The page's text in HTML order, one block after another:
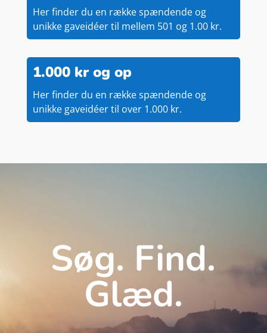
Her finder du en række spændende og
unikke gaveidéer til mellem 501 og 1.00 kr.
1.000 kr og op
Her finder du en række spændende og
unikke gaveidéer til over 1.000 kr.
Søg. Find.
Glæd.